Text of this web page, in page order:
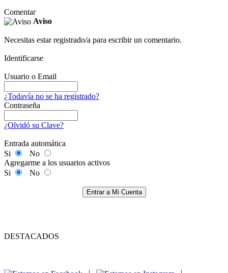
Comentar
Aviso
Necesitas estar registrado/a para escribir un comentario.
Identificarse
Usuario o Email
¿Todavía no se ha registrado?
Contraseña
¿Olvidó su Clave?
Entrada automática
Si
No
Agregarme a los usuarios activos
Si
No
Entrar a Mi Cuenta
DESTACADOS